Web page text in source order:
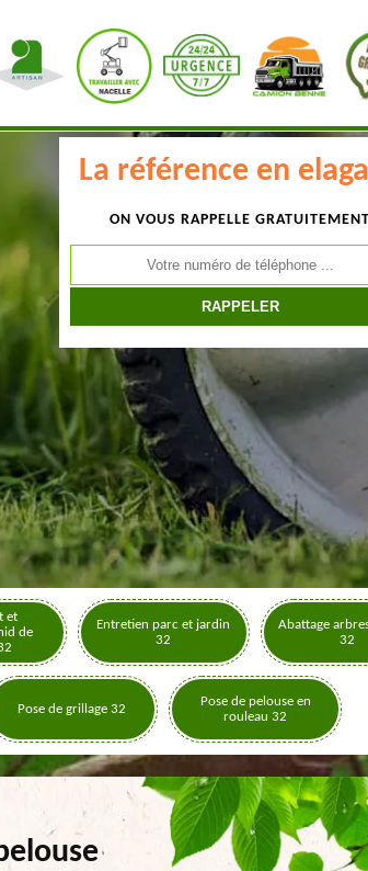
La référence en
ON VOUS RAPPELLE GRATUITEMENT
et
de
Entretien parc et jardin
32
Abattage
32
Pose de grillage 32
Pose de pelouse en
rouleau 32